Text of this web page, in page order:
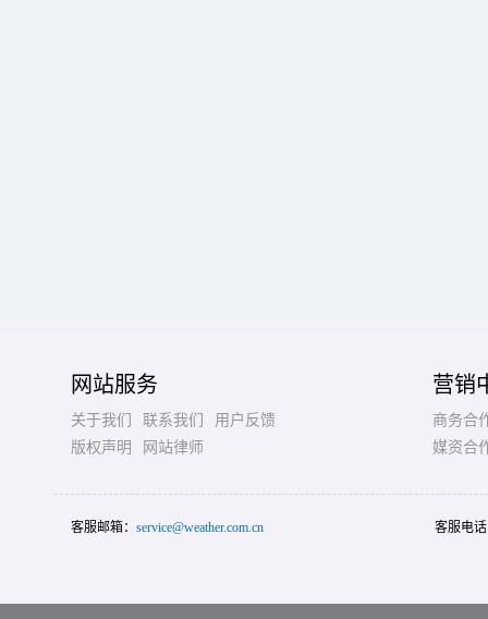
网站服务
关于我们 联系我们
用户反馈
版权声明
网站律师
营销
商务合
媒资合
客服邮箱： service@weather.com.cn 客服电